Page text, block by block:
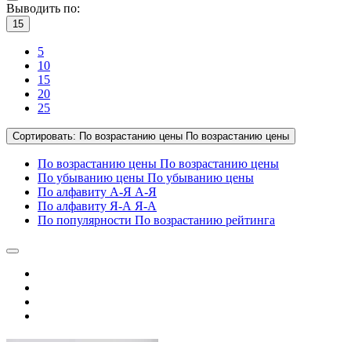
Выводить по:
15
5
10
15
20
25
Сортировать: По возрастанию цены По возрастанию цены
По возрастанию цены По возрастанию цены
По убыванию цены По убыванию цены
По алфавиту А-Я А-Я
По алфавиту Я-А Я-А
По популярности По возрастанию рейтинга